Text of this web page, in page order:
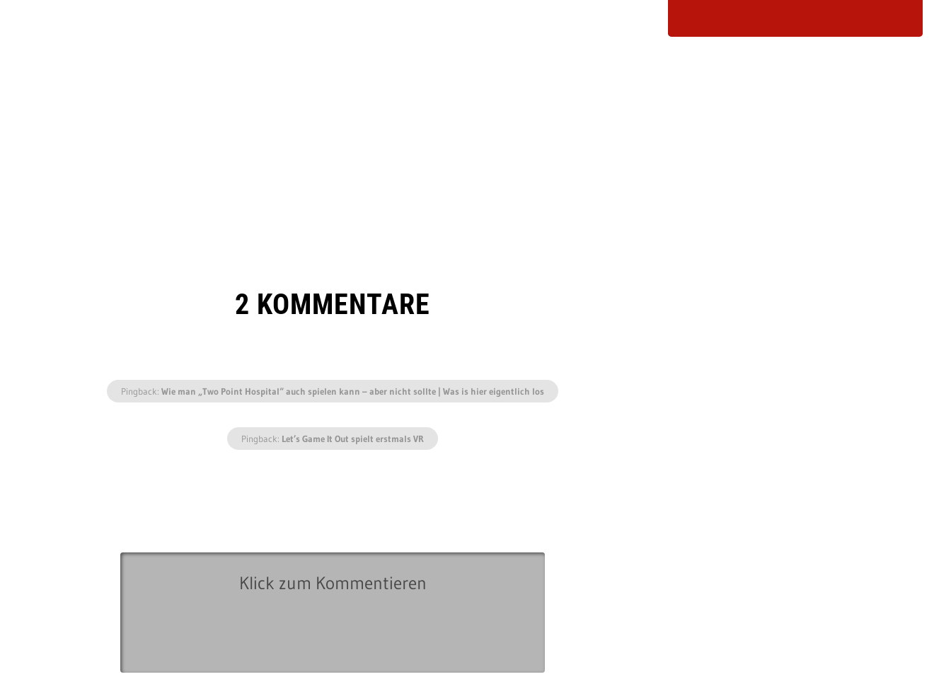
2 KOMMENTARE
Pingback:Wie man „Two Point Hospital“ auch spielen kann – aber nicht sollte | Was is hier eigentlich los
Pingback: Let’s Game It Out spielt erstmals VR